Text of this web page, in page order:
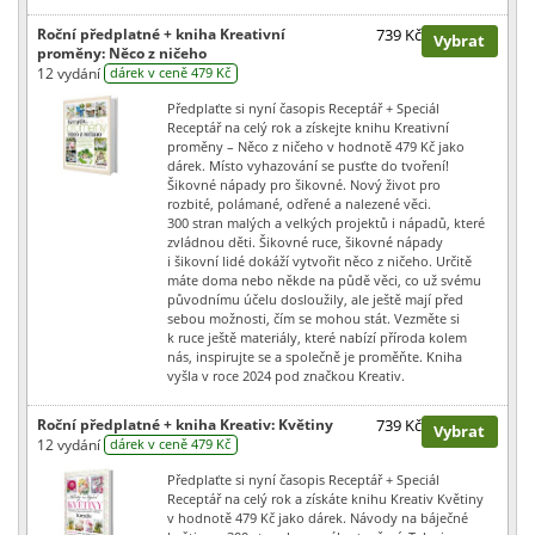
Roční předplatné + kniha Kreativní
proměny: Něco z ničeho
12 vydání dárek v ceně 479 Kč
739 Kč Vybrat
Předplaťte si nyní časopis Receptář + Speciál
Receptář na celý rok a získejte knihu Kreativní
proměny – Něco z ničeho v hodnotě 479 Kč jako
dárek. Místo vyhazování se pusťte do tvoření!
Šikovné nápady pro šikovné. Nový život pro
rozbité, polámané, odřené a nalezené věci.
300 stran malých a velkých projektů i nápadů, které
zvládnou děti. Šikovné ruce, šikovné nápady
i šikovní lidé dokáží vytvořit něco z ničeho. Určitě
máte doma nebo někde na půdě věci, co už svému
původnímu účelu dosloužily, ale ještě mají před
sebou možnosti, čím se mohou stát. Vezměte si
k ruce ještě materiály, které nabízí příroda kolem
nás, inspirujte se a společně je proměňte. Kniha
vyšla v roce 2024 pod značkou Kreativ.
Roční předplatné + kniha Kreativ: Květiny
12 vydání dárek v ceně 479 Kč
739 Kč Vybrat
Předplaťte si nyní časopis Receptář + Speciál
Receptář na celý rok a získáte knihu Kreativ Květiny
v hodnotě 479 Kč jako dárek. Návody na báječné